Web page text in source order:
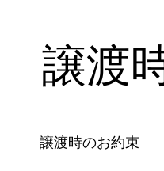
譲渡
譲渡時のお約束